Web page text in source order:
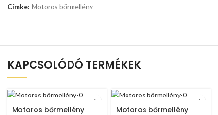
Címke: Motoros bőrmellény
KAPCSOLÓDÓ TERMÉKEK
Motoros bőrmellény Motoros bőrmellény